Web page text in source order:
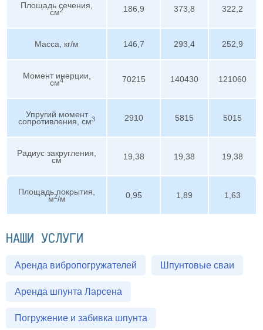
Площадь сечения,
см2 186,9 373,8 322,2
Масса, кг/м 146,7 293,4 252,9
Момент инерции,
см4 70215 140430 121060
Упругий момент
сопротивления, см3 2910 5815 5015
Радиус закругления,
см 19,38 19,38 19,38
Площадь покрытия,
м2/м 0,95 1,89 1,63
НАШИ УСЛУГИ
Аренда вибропогружателей Шпунтовые сваи
Аренда шпунта Ларсена
Погружение и забивка шпунта